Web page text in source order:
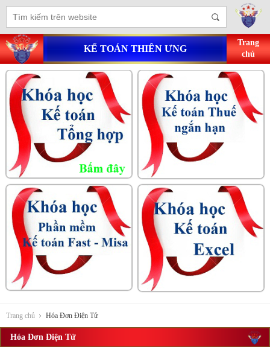
KẾ TOÁN THIÊN ƯNG
Trang
chủ
Trang chủ Hóa Đơn Điện Tử
Hóa Đơn Điện Tử